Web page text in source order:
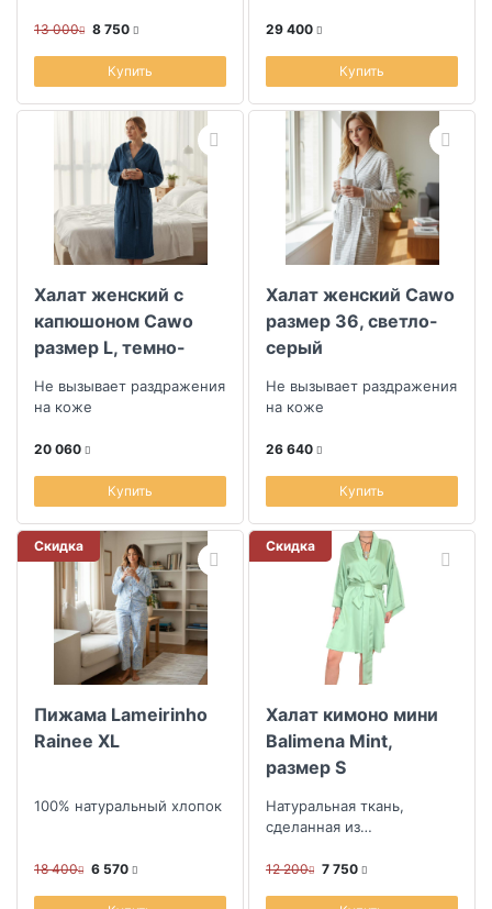
13 000 8 750
Купить
29 400
Купить
Халат женский с
капюшоном Cawo
размер L, темно-
Не вызывает раздражения
на коже
20 060
Купить
Халат женский Cawo
размер 36, светло-
серый
Не вызывает раздражения
на коже
26 640
Купить
Скидка
Пижама Lameirinho
Rainee XL
100% натуральный хлопок
18 400 6 570
Скидка
Халат кимоно мини
Balimena Mint,
размер S
Натуральная ткань,
сделанная из
12 200 7 750